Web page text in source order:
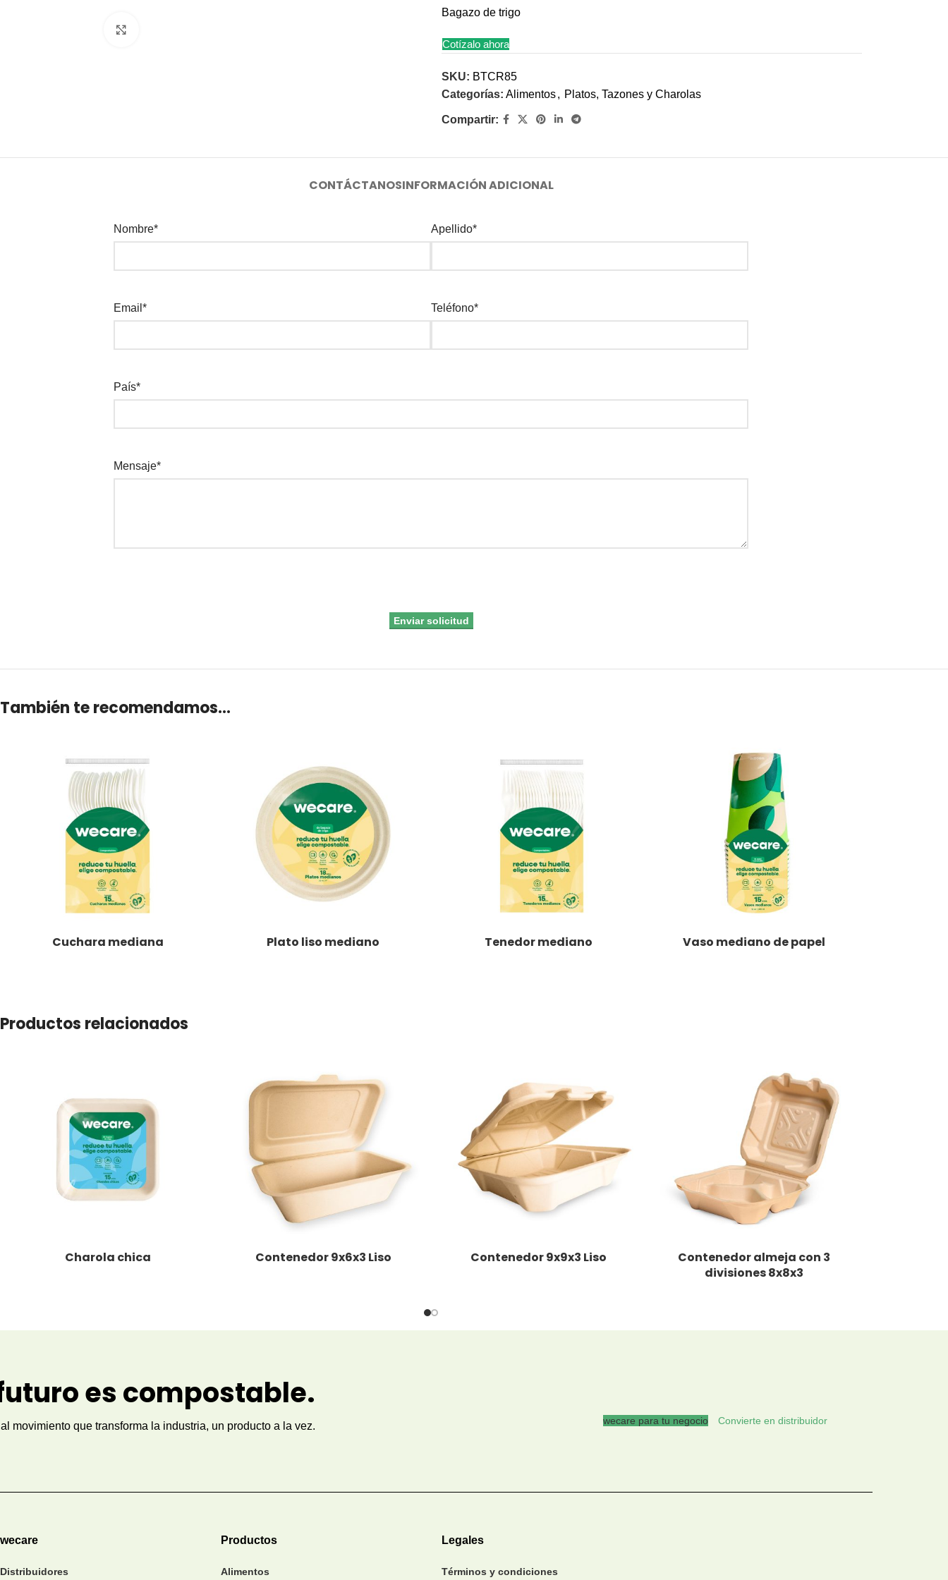
Bagazo de trigo
Cotízalo ahora
SKU: BTCR85
Categorías: Alimentos, Platos, Tazones y Charolas
Compartir:
CONTÁCTANOSINFORMACIÓN ADICIONAL
Nombre* Apellido*
Email* Teléfono*
País*
Mensaje*
También te recomendamos…
LEER MÁSCuchara mediana LEER MÁSPlato liso mediano LEER MÁSTenedor mediano LEER MÁSVaso mediano de papel
Productos relacionados
Charola chica LEER MÁSContenedor 9x6x3 Liso LEER MÁSContenedor 9x9x3 Liso LEER MÁS
Contenedor almeja con 3
divisiones 8x8x3
es compostable.
movimiento que transforma la industria, un producto a la vez. wecare para tu negocio Convierte en distribuidor
wecare
Distribuidores
Productos
Alimentos
Legales
Términos y condiciones